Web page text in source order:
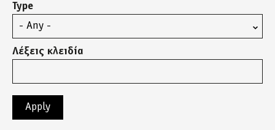
Type
Λέξεις κλειδία